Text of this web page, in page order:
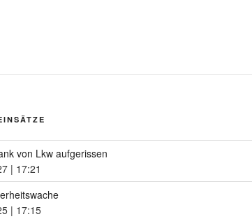
von Lkw aufgerissen
| 17:21
| 17:15